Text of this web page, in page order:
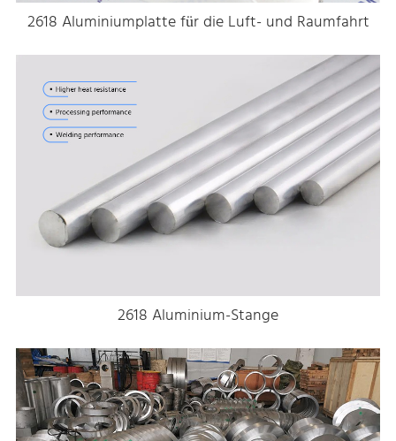
2618 Aluminiumplatte für die Luft- und Raumfahrt
2618 Aluminium-Stange